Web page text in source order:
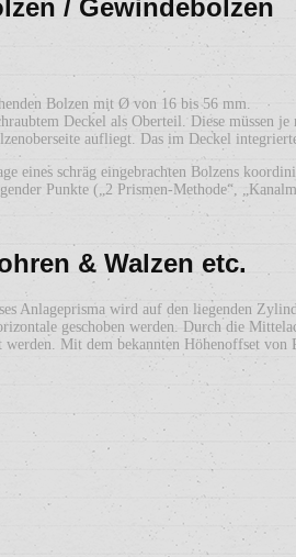
/ Gewindebolzen
Bolzen mit Ø von 16 bis 56 mm.
Deckel als Oberteil. Diese
aufliegt. Das im Deckel
eines schräg eingebrachten Bolzens
Punkte („2 Prismen-Methode“,
& Walzen etc.
Anlageprisma wird auf den liegenden
geschoben werden. Durch die
Mit dem bekannten Höhenoffset